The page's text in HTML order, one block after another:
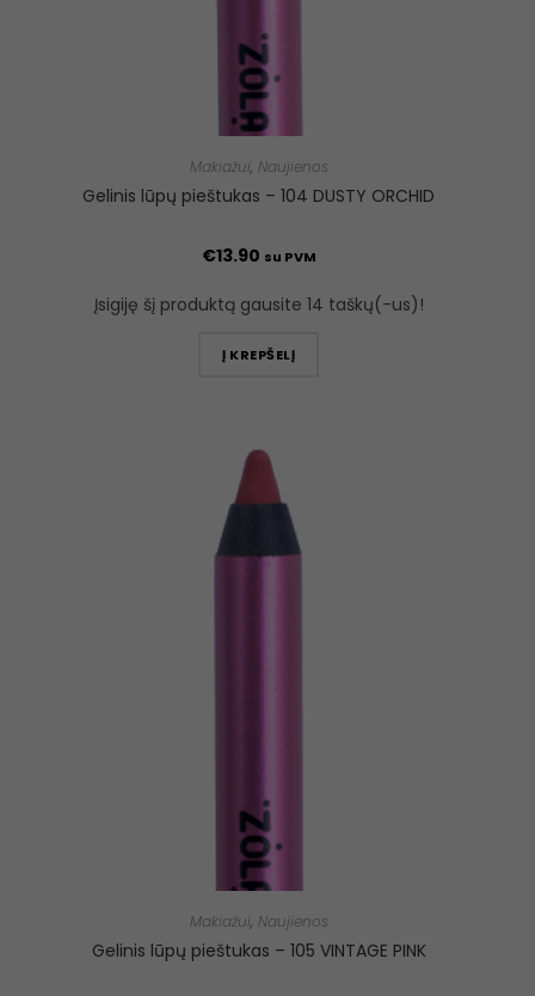
Makiažui, Naujienos
Gelinis lūpų pieštukas – 104 DUSTY ORCHID
€13.90 su PVM
Įsigiję šį produktą gausite 14 taškų(-us)!
Į KREPŠELĮ
Makiažui, Naujienos
Gelinis lūpų pieštukas – 105 VINTAGE PINK